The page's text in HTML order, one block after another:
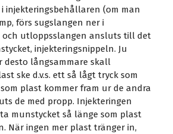
injekteringsbehållaren (om man
förs sugslangen ner i
och utloppsslangen ansluts till det
injekteringsnippeln. Ju
desto långsammare skall
ske d.v.s. ett så lågt tryck som
plast kommer fram ur de andra
de med propp. Injekteringen
munstycket så länge som plast
När ingen mer plast tränger in,